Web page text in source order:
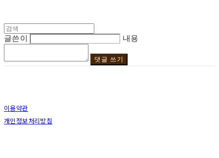
글쓴이 내용
댓글 쓰기
이용약관
개인정보처리방침